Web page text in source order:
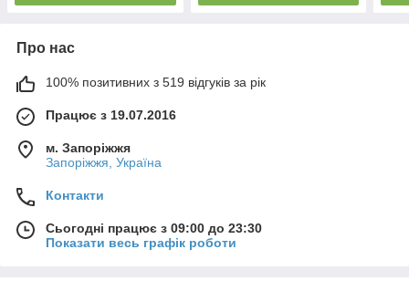
Про нас
100% позитивних з 519 відгуків за рік
Працює з 19.07.2016
м. Запоріжжя
Запоріжжя, Україна
Контакти
Сьогодні працює з 09:00 до 23:30
Показати весь графік роботи